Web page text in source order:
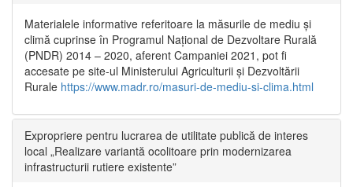
Materialele informative referitoare la măsurile de mediu și
climă cuprinse în Programul Național de Dezvoltare Rurală
(PNDR) 2014 – 2020, aferent Campaniei 2021, pot fi
accesate pe site-ul Ministerului Agriculturii și Dezvoltării
Rurale https://www.madr.ro/masuri-de-mediu-si-clima.html
Expropriere pentru lucrarea de utilitate publică de interes
local „Realizare variantă ocolitoare prin modernizarea
infrastructurii rutiere existente”